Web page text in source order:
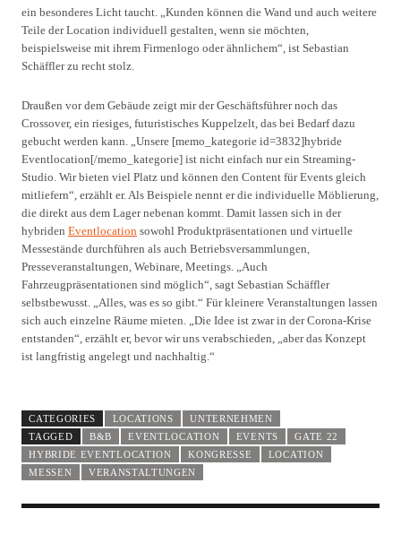
ein besonderes Licht taucht. „Kunden können die Wand und auch weitere
Teile der Location individuell gestalten, wenn sie möchten,
beispielsweise mit ihrem Firmenlogo oder ähnlichem“, ist Sebastian
Schäffler zu recht stolz.
Draußen vor dem Gebäude zeigt mir der Geschäftsführer noch das
Crossover, ein riesiges, futuristisches Kuppelzelt, das bei Bedarf dazu
gebucht werden kann. „Unsere [memo_kategorie id=3832]hybride
Eventlocation[/memo_kategorie] ist nicht einfach nur ein Streaming-
Studio. Wir bieten viel Platz und können den Content für Events gleich
mitliefern“, erzählt er. Als Beispiele nennt er die individuelle Möblierung,
die direkt aus dem Lager nebenan kommt. Damit lassen sich in der
hybriden Eventlocation sowohl Produktpräsentationen und virtuelle
Messestände durchführen als auch Betriebsversammlungen,
Presseveranstaltungen, Webinare, Meetings. „Auch
Fahrzeugpräsentationen sind möglich“, sagt Sebastian Schäffler
selbstbewusst. „Alles, was es so gibt.“ Für kleinere Veranstaltungen lassen
sich auch einzelne Räume mieten. „Die Idee ist zwar in der Corona-Krise
entstanden“, erzählt er, bevor wir uns verabschieden, „aber das Konzept
ist langfristig angelegt und nachhaltig.“
CATEGORIES LOCATIONS
UNTERNEHMEN
TAGGED
B&B EVENTLOCATION EVENTS
GATE 22
HYBRIDE EVENTLOCATION
KONGRESSE
LOCATION
MESSEN
VERANSTALTUNGEN